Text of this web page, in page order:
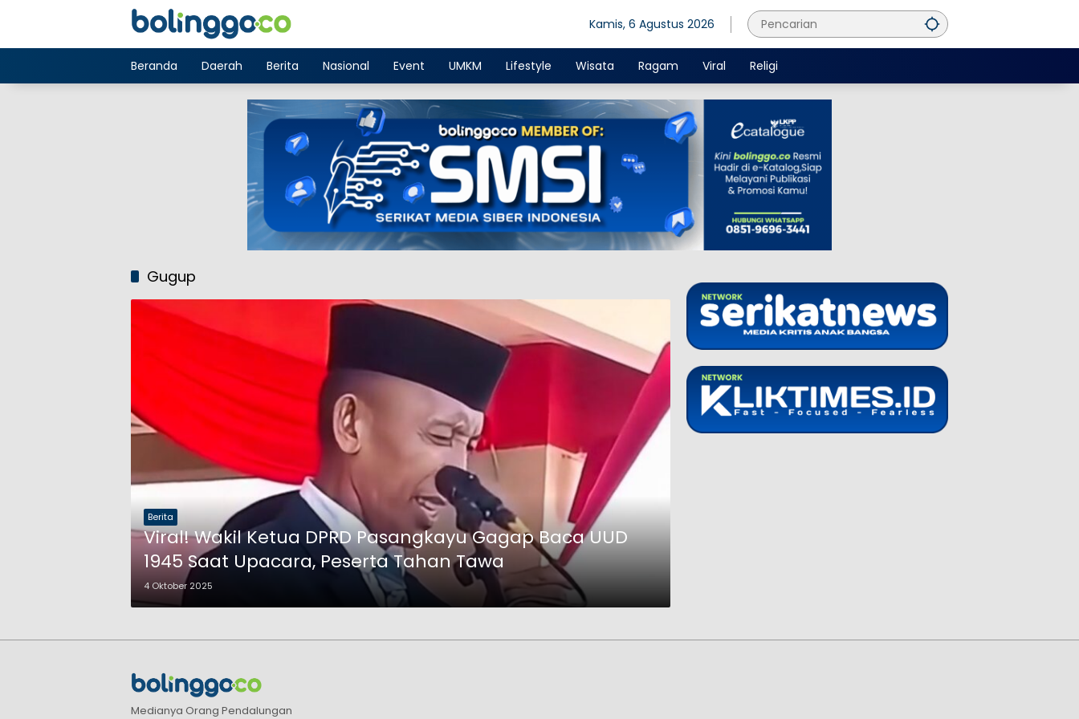
Kamis, 6 Agustus 2026
Beranda Daerah Berita Nasional Event UMKM Lifestyle Wisata Ragam Viral Religi
Gugup
Berita
Viral! Wakil Ketua DPRD Pasangkayu Gagap Baca UUD
1945 Saat Upacara, Peserta Tahan Tawa
4 Oktober 2025
Medianya Orang Pendalungan